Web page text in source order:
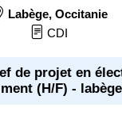
Labège, Occitanie
CDI
de projet en
(H/F) - labège